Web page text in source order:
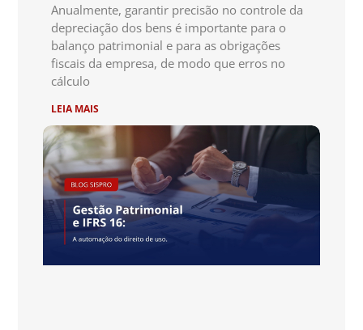
Anualmente, garantir precisão no controle da
depreciação dos bens é importante para o
balanço patrimonial e para as obrigações
fiscais da empresa, de modo que erros no
cálculo
LEIA MAIS